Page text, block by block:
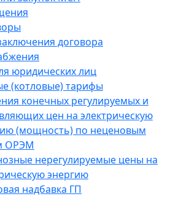
договора
юридических лиц
(котловые) тарифы
конечных регулируемых и
цен на электрическую
(мощность) по неценовым
ОРЭМ
нерегулируемые цены на
энергию
надбавка ГП